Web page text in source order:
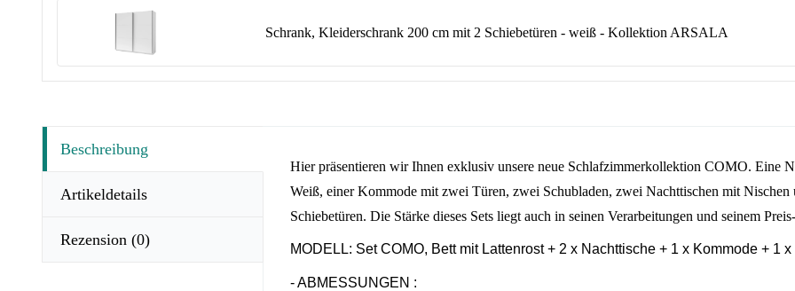
Schrank, Kleiderschrank 200 cm mit 2 Schiebetüren - weiß - Kollektion ARSALA
Beschreibung
Artikeldetails
Rezension (0)
Hier präsentieren wir Ihnen exklusiv unsere neue Schlafzimmerkollektion COMO. Eine
Weiß, einer Kommode mit zwei Türen, zwei Schubladen, zwei Nachttischen mit
Schiebetüren. Die Stärke dieses Sets liegt auch in seinen Verarbeitungen und seinem
MODELL: Set COMO, Bett mit Lattenrost + 2 x Nachttische + 1 x Kommode + 1
- ABMESSUNGEN :